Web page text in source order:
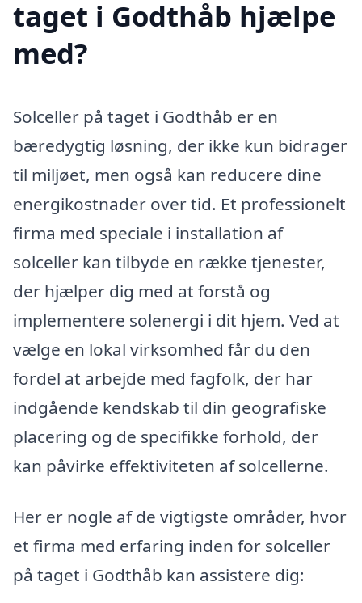
taget i Godthåb hjælpe
med?
Solceller på taget i Godthåb er en
bæredygtig løsning, der ikke kun bidrager
til miljøet, men også kan reducere dine
energikostnader over tid. Et professionelt
firma med speciale i installation af
solceller kan tilbyde en række tjenester,
der hjælper dig med at forstå og
implementere solenergi i dit hjem. Ved at
vælge en lokal virksomhed får du den
fordel at arbejde med fagfolk, der har
indgående kendskab til din geografiske
placering og de specifikke forhold, der
kan påvirke effektiviteten af solcellerne.
Her er nogle af de vigtigste områder, hvor
et firma med erfaring inden for solceller
på taget i Godthåb kan assistere dig: